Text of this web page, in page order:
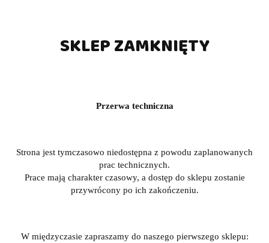
SKLEP ZAMKNIĘTY
Przerwa techniczna
Strona jest tymczasowo niedostępna z powodu zaplanowanych
prac technicznych.
Prace mają charakter czasowy, a dostęp do sklepu zostanie
przywrócony po ich zakończeniu.
W międzyczasie zapraszamy do naszego pierwszego sklepu: